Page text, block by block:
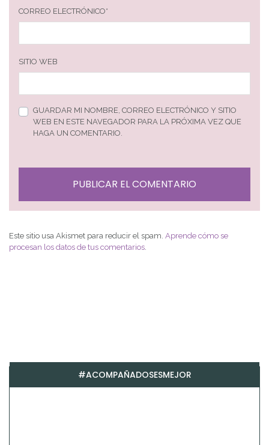
CORREO ELECTRÓNICO*
SITIO WEB
GUARDAR MI NOMBRE, CORREO ELECTRÓNICO Y SITIO
WEB EN ESTE NAVEGADOR PARA LA PRÓXIMA VEZ QUE
HAGA UN COMENTARIO.
Este sitio usa Akismet para reducir el spam. Aprende cómo se
procesan los datos de tus comentarios
#ACOMPAÑADOSESMEJOR